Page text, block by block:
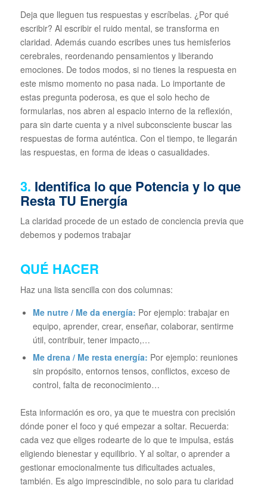
Deja que lleguen tus respuestas y escríbelas. ¿Por qué
escribir? Al escribir el ruido mental, se transforma en
claridad. Además cuando escribes unes tus hemisferios
cerebrales, reordenando pensamientos y liberando
emociones. De todos modos, si no tienes la respuesta en
este mismo momento no pasa nada. Lo importante de
estas pregunta poderosa, es que el solo hecho de
formularlas, nos abren al espacio interno de la reflexión,
para sin darte cuenta y a nivel subconsciente buscar las
respuestas de forma auténtica. Con el tiempo, te llegarán
las respuestas, en forma de ideas o casualidades.
3. Identifica lo que Potencia y lo que
Resta TU Energía
La claridad procede de un estado de conciencia previa que
debemos y podemos trabajar
QUÉ HACER
Haz una lista sencilla con dos columnas:
Me nutre / Me da energía: Por ejemplo: trabajar en
equipo, aprender, crear, enseñar, colaborar, sentirme
útil, contribuir, tener impacto,…
Me drena / Me resta energía: Por ejemplo: reuniones
sin propósito, entornos tensos, conflictos, exceso de
control, falta de reconocimiento…
Esta información es oro, ya que te muestra con precisión
dónde poner el foco y qué empezar a soltar. Recuerda:
cada vez que eliges rodearte de lo que te impulsa, estás
eligiendo bienestar y equilibrio. Y al soltar, o aprender a
gestionar emocionalmente tus dificultades actuales,
también. Es algo imprescindible, no solo para tu claridad